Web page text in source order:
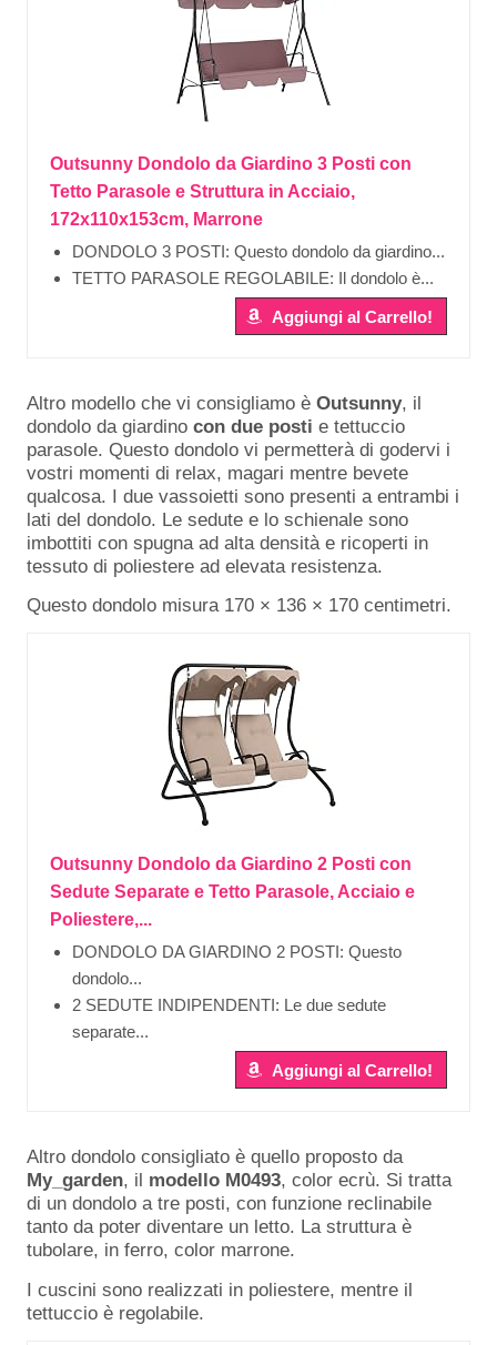
Outsunny Dondolo da Giardino 3 Posti con
Tetto Parasole e Struttura in Acciaio,
172x110x153cm, Marrone
DONDOLO 3 POSTI: Questo dondolo da giardino...
TETTO PARASOLE REGOLABILE: Il dondolo è...
Aggiungi al Carrello!
Altro modello che vi consigliamo è Outsunny, il
dondolo da giardino con due posti e tettuccio
parasole. Questo dondolo vi permetterà di godervi i
vostri momenti di relax, magari mentre bevete
qualcosa. I due vassoietti sono presenti a entrambi i
lati del dondolo. Le sedute e lo schienale sono
imbottiti con spugna ad alta densità e ricoperti in
tessuto di poliestere ad elevata resistenza.
Questo dondolo misura 170 × 136 × 170 centimetri.
Outsunny Dondolo da Giardino 2 Posti con
Sedute Separate e Tetto Parasole, Acciaio e
Poliestere,...
DONDOLO DA GIARDINO 2 POSTI: Questo
dondolo...
2 SEDUTE INDIPENDENTI: Le due sedute
separate...
Aggiungi al Carrello!
Altro dondolo consigliato è quello proposto da
My_garden, il modello M0493, color ecrù. Si tratta
di un dondolo a tre posti, con funzione reclinabile
tanto da poter diventare un letto. La struttura è
tubolare, in ferro, color marrone.
I cuscini sono realizzati in poliestere, mentre il
tettuccio è regolabile.